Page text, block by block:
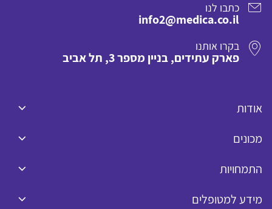
כתבו לנו
info2@medica.co.il
בקרו אותנו
פארק עתידים, בניין מספר 3, תל אביב
אודות
מכונים
התמחויות
מידע למטופלים